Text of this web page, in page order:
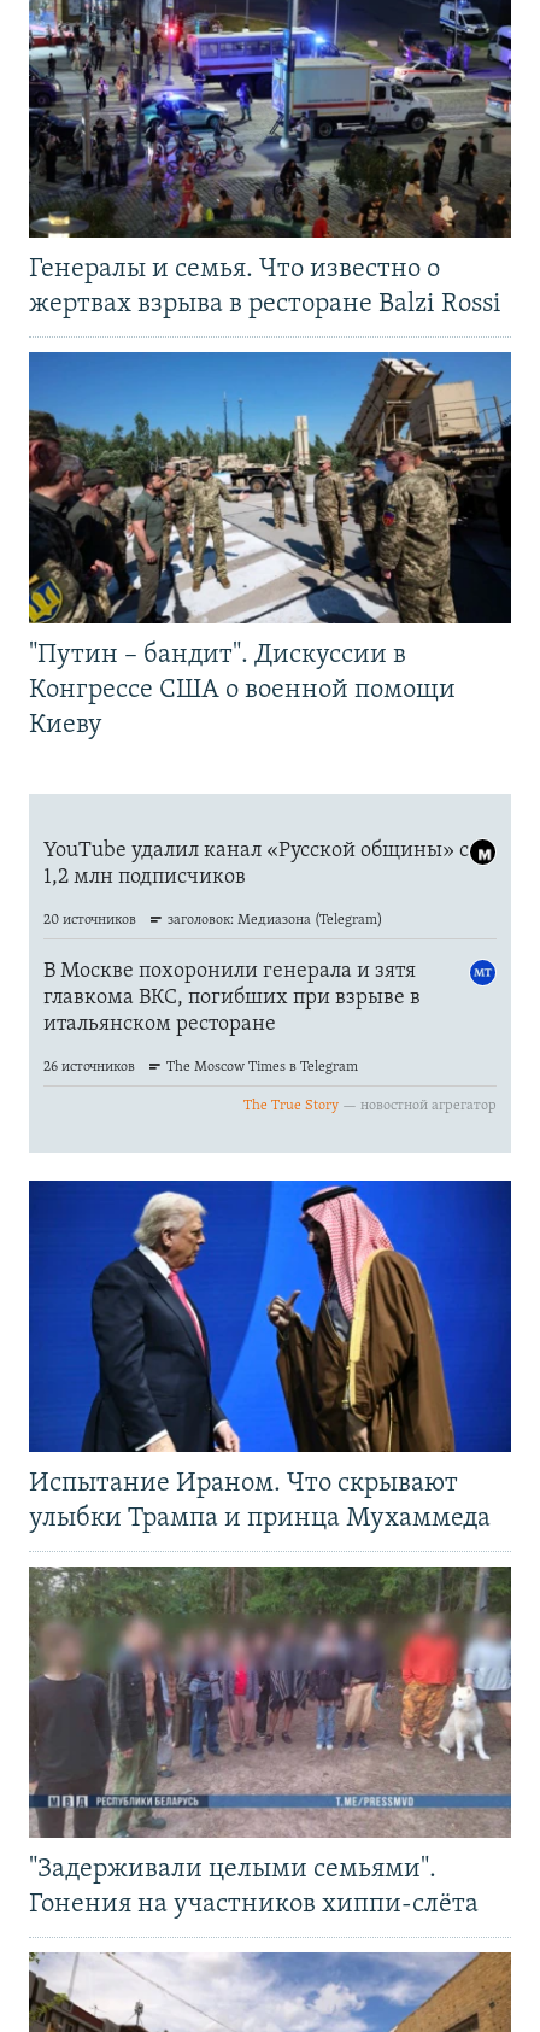
Генералы и семья. Что известно о
жертвах взрыва в ресторане Balzi Rossi
"Путин – бандит". Дискуссии в
Конгрессе США о военной помощи
Киеву
Испытание Ираном. Что скрывают
улыбки Трампа и принца Мухаммеда
"Задерживали целыми семьями".
Гонения на участников хиппи-слёта